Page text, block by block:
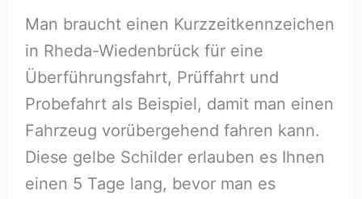
Man braucht einen Kurzzeitkennzeichen
in Rheda-Wiedenbrück für eine
Überführungsfahrt, Prüffahrt und
Probefahrt als Beispiel, damit man einen
Fahrzeug vorübergehend fahren kann.
Diese gelbe Schilder erlauben es Ihnen
einen 5 Tage lang, bevor man es